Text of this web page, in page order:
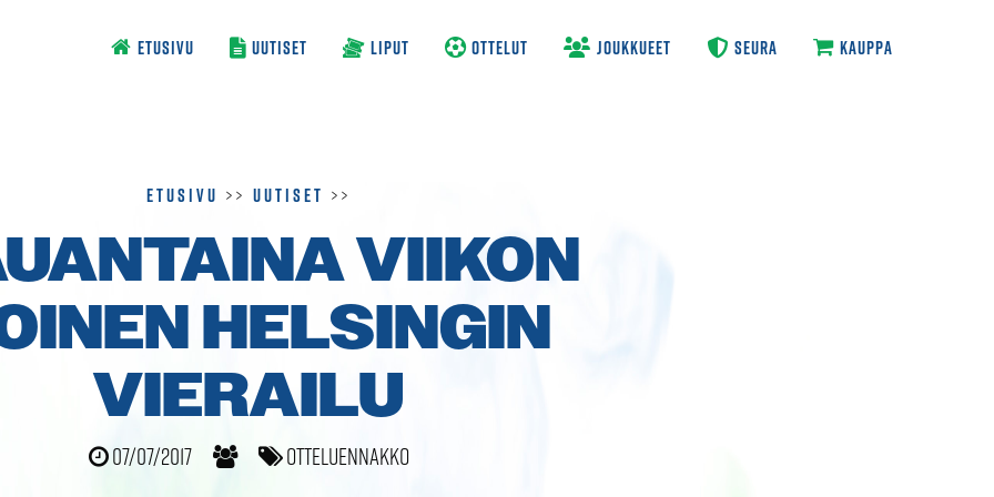
ETUSIVU UUTISET LIPUT OTTELUT JOUKKUEET SEURA KAUPPA
Etusivu >> Uutiset >>
VIIKON
HELSINGIN
VIERAILU
07/07/2017 Otteluennakko